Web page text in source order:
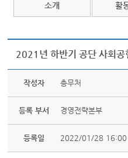
소개 활
2021년 하반기 공단 사회공
작성자 총무처
등록 부서 경영전략본부
등록일 2022/01/28 16:00